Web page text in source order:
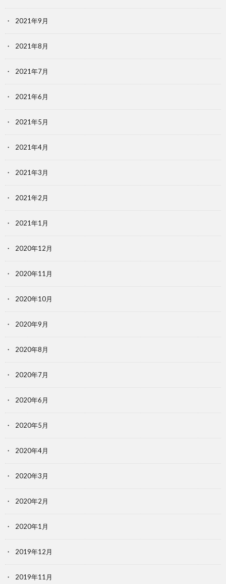
2021年9月
2021年8月
2021年7月
2021年6月
2021年5月
2021年4月
2021年3月
2021年2月
2021年1月
2020年12月
2020年11月
2020年10月
2020年9月
2020年8月
2020年7月
2020年6月
2020年5月
2020年4月
2020年3月
2020年2月
2020年1月
2019年12月
2019年11月